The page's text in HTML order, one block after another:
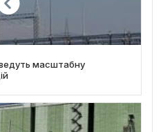
масштабну